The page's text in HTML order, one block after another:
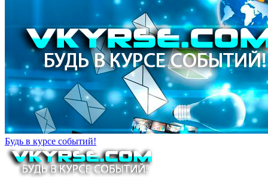
Будь в курсе событий!